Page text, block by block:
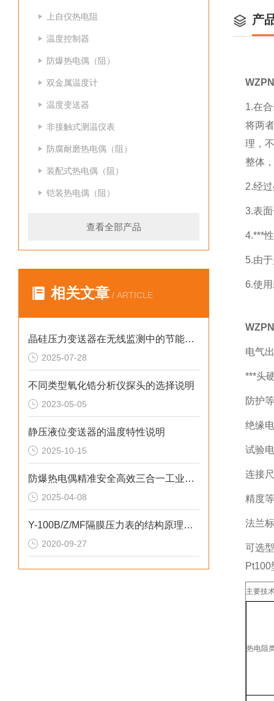
上自仪热电阻
温度控制器
防爆热电偶（阻）
双金属温度计
温度变送器
非接触式测温仪表
防腐耐磨热电偶（阻）
装配式热电偶（阻）
铠装热电偶（阻）
查看全部产品
相关文章 / ARTICLE
晶硅压力变送器在无线监测中的节能方案
2025-07-28
不同类型氧化锆分析仪探头的选择说明
2023-05-05
静压液位变送器的温度特性说明
2025-10-15
防爆热电偶精准安全高效三合一工业测温方案
2025-04-08
Y-100B/Z/MF隔膜压力表的结构原理和温度特性
2020-09-27
产
1.在
将两
理，
整体
2.经
3.表
4.***
5.由
6.使
电气
***头
防护
绝缘
试验
连接
精度
法兰
可选
主要技
热电阻